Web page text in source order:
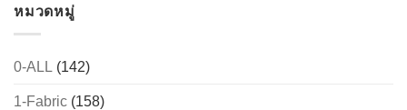
หมวดหมู่
0-ALL (142)
1-Fabric (158)